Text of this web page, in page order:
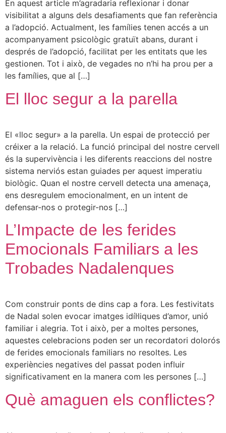
En aquest article m’agradaria reflexionar i donar
visibilitat a alguns dels desafiaments que fan referència
a l’adopció. Actualment, les famílies tenen accés a un
acompanyament psicològic gratuït abans, durant i
després de l’adopció, facilitat per les entitats que les
gestionen. Tot i això, de vegades no n’hi ha prou per a
les famílies, que al […]
El lloc segur a la parella
El «lloc segur» a la parella. Un espai de protecció per
créixer a la relació. La funció principal del nostre cervell
és la supervivència i les diferents reaccions del nostre
sistema nerviós estan guiades per aquest imperatiu
biològic. Quan el nostre cervell detecta una amenaça,
ens desregulem emocionalment, en un intent de
defensar-nos o protegir-nos […]
L’Impacte de les ferides
Emocionals Familiars a les
Trobades Nadalenques
Com construir ponts de dins cap a fora. Les festivitats
de Nadal solen evocar imatges idíl·liques d’amor, unió
familiar i alegria. Tot i això, per a moltes persones,
aquestes celebracions poden ser un recordatori dolorós
de ferides emocionals familiars no resoltes. Les
experiències negatives del passat poden influir
significativament en la manera com les persones […]
Què amaguen els conflictes?